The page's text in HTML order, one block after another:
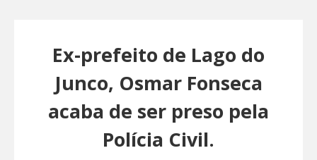
Ex-prefeito de Lago do
Junco, Osmar Fonseca
acaba de ser preso pela
Polícia Civil.